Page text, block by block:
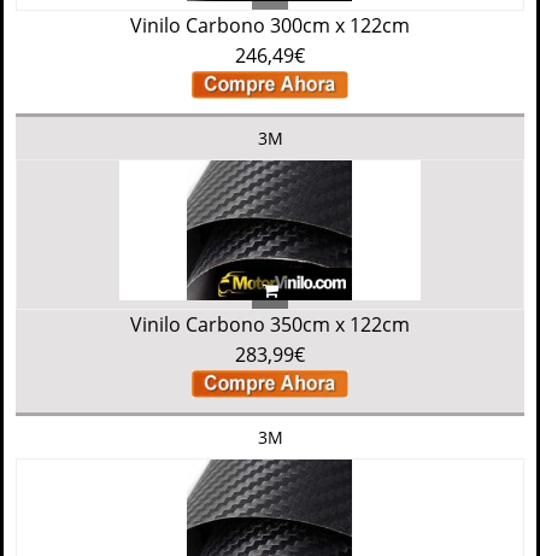
Vinilo Carbono 300cm x 122cm
246,49€
3M
Vinilo Carbono 350cm x 122cm
283,99€
3M